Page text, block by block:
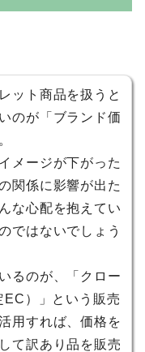
ット商品を扱うと
のが「ブランド価
メージが下がった
関係に影響が出た
な心配を抱えてい
ではないでしょう
るのが、「クロー
EC）」という販売
用すれば、価格を
て訳あり品を販売